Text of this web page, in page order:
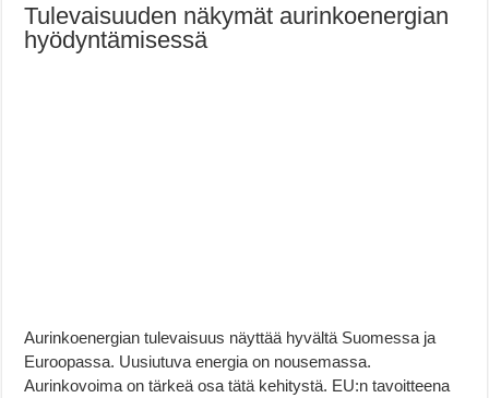
Tulevaisuuden näkymät aurinkoenergian
hyödyntämisessä
Aurinkoenergian tulevaisuus näyttää hyvältä Suomessa ja
Euroopassa. Uusiutuva energia on nousemassa.
Aurinkovoima on tärkeä osa tätä kehitystä. EU:n tavoitteena